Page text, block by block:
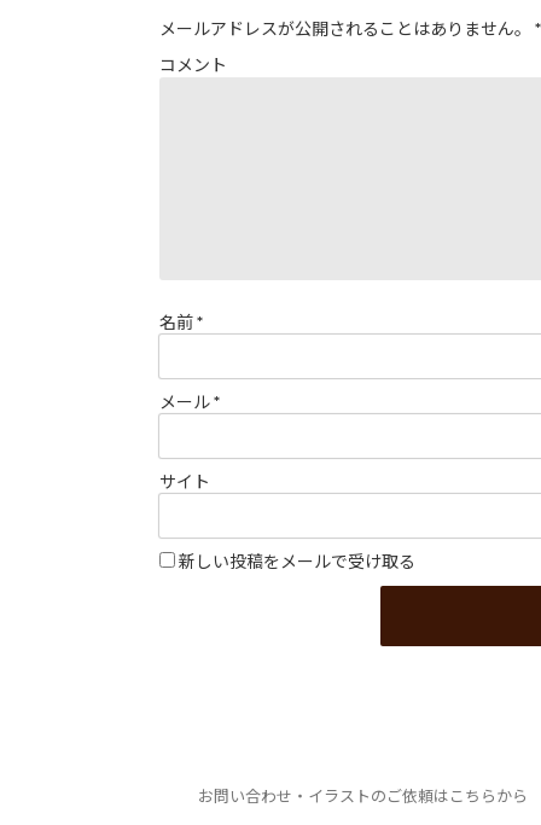
メールアドレスが公開されることはありません。
*
コメント
名前*
メール*
サイト
新しい投稿をメールで受け取る
お問い合わせ・イラストのご依頼はこちらから